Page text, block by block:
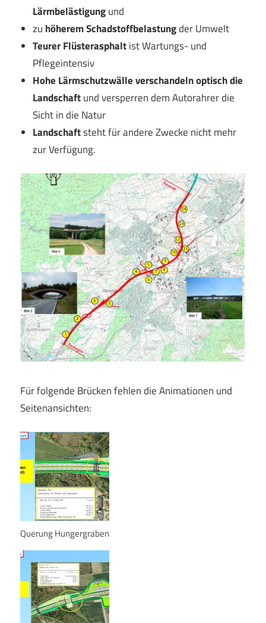
Lärmbelästigungund
zu höherem Schadstoffbelastungder Umwelt
Teurer Flüsterasphaltist Wartungs- und
Pflegeintensiv
Hohe Lärmschutzwälle verschandeln optisch die
Landschaftund versperren dem Autorahrer die
Sicht in die Natur
Landschaftsteht für andere Zwecke nicht mehr
zur Verfügung.
Für folgende Brücken fehlen die Animationen und
Seitenansichten:
Querung Hungergraben